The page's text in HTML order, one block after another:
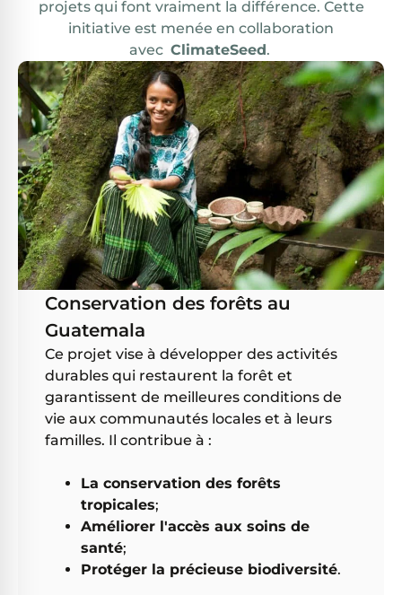
projets qui font vraiment la différence. Cette
initiative est menée en collaboration
avec ClimateSeed.
Conservation des forêts au
Guatemala
Ce projet vise à développer des activités
durables qui restaurent la forêt et
garantissent de meilleures conditions de
vie aux communautés locales et à leurs
familles. Il contribue à :
La conservation des forêts
tropicales;
Améliorer l'accès aux soins de
santé;
Protéger la précieuse biodiversité.